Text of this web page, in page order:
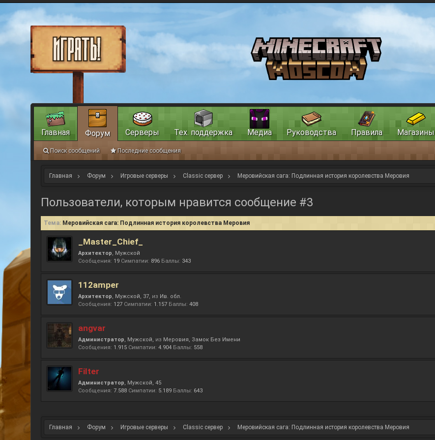
Главная Форум Игровые серверы Classic сервер Меровийская сага: Подлинная история королевства Меровия
Пользователи, которым нравится сообщение #3
Тема: Меровийская сага: Подлинная история королевства Меровия
_Master_Chief_
Архитектор, Мужской
Сообщения: 19 Симпатии: 896 Баллы: 343
112amper
Архитектор, Мужской, 37, из Ив. обл.
Сообщения: 127 Симпатии: 1.157 Баллы: 408
angvar
Администратор, Мужской, из Меровия, Замок Без Имени
Сообщения: 1.915 Симпатии: 4.904 Баллы: 558
Filter
Администратор, Мужской, 45
Сообщения: 7.588 Симпатии: 5.189 Баллы: 643
Главная Форум Игровые серверы Classic сервер Меровийская сага: Подлинная история королевства Меровия
Главная Форум
Поиск сообщений Последние сообщения
Серверы Тех. поддержка Медиа Руководства Правила Магазины